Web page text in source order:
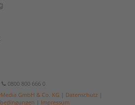
0800 800 666 0
GmbH & Co. KG Datenschutz|
Impressum